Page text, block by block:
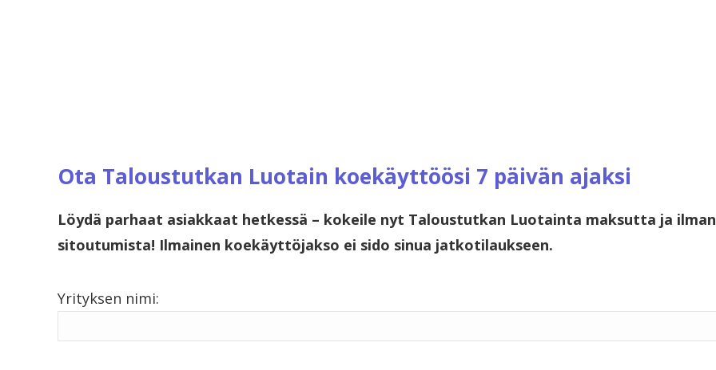
Ota Taloustutkan Luotain koekäyttöösi 7 päivän ajaksi
Löydä parhaat asiakkaat hetkessä – kokeile nyt Taloustutkan Luotainta maksutta ja ilman
sitoutumista! Ilmainen koekäyttöjakso ei sido sinua jatkotilaukseen.
Yrityksen nimi: